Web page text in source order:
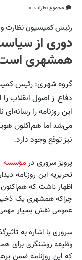
مجموع نظرات: ۰
رئيس كميسيون نظارت و
دوری از
همشهری
گروه شهری: رئیس
دفاع از اصول انقلاب
این روزنامه را رسانه‌ای
می‌شد اما هم‌اکنون
نیز توقع وجود دارد.
پرویز سروری در مؤسسه
تحریریه این روزنامه
اظهار داشت که هم‌اکنون
چراکه همشهری یک
عمومی نقش بسیار
سروری با اشاره به
وظیفه روشنگری برای
که این روزنامه ضمن